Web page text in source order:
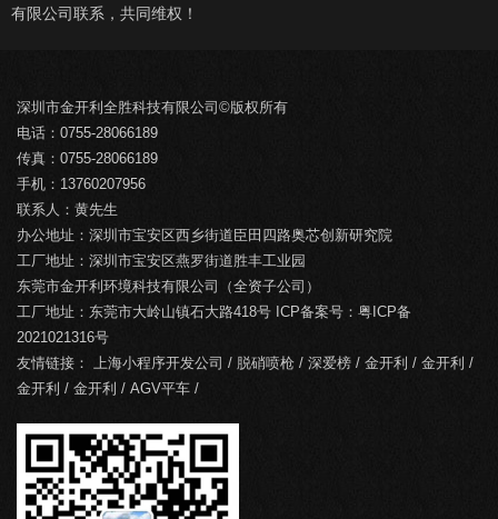
有限公司联系，共同维权！
深圳市金开利全胜科技有限公司©版权所有
电话：0755-28066189
传真：0755-28066189
手机：13760207956
联系人：黄先生
办公地址：深圳市宝安区西乡街道臣田四路奥芯创新研究院
工厂地址：深圳市宝安区燕罗街道胜丰工业园
东莞市金开利环境科技有限公司（全资子公司）
工厂地址：东莞市大岭山镇石大路418号 ICP备案号： 粤ICP备
2021021316号
友情链接： 上海小程序开发公司 / 脱硝喷枪 / 深爱榜 / 金开利 / 金开利 /
金开利 / 金开利 / AGV平车 /